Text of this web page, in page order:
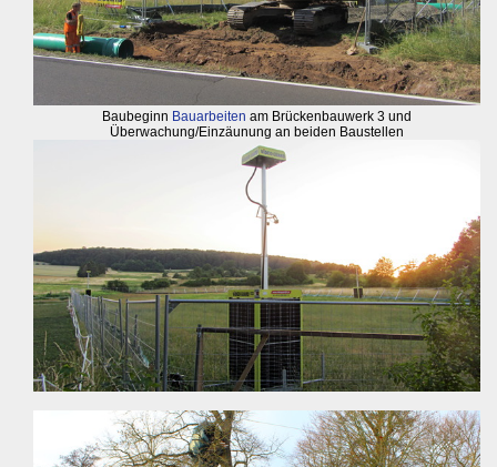
Baubeginn Bauarbeiten am Brückenbauwerk 3 und
Überwachung/Einzäunung an beiden Baustellen